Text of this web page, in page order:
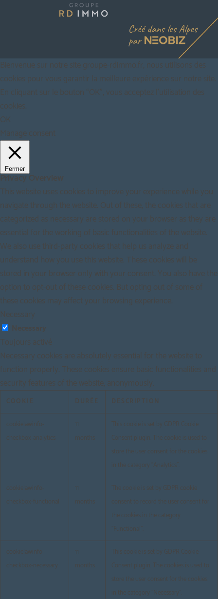
Bienvenue sur notre site groupe-rdimmo.fr, nous utilisons des
cookies pour vous garantir la meilleure expérience sur notre site.
En cliquant sur le bouton “OK”, vous acceptez l'utilisation des
cookies.
OK
Manage consent
Fermer
Privacy Overview
This website uses cookies to improve your experience while you
navigate through the website. Out of these, the cookies that are
categorized as necessary are stored on your browser as they are
essential for the working of basic functionalities of the website.
We also use third-party cookies that help us analyze and
understand how you use this website. These cookies will be
stored in your browser only with your consent. You also have the
option to opt-out of these cookies. But opting out of some of
these cookies may affect your browsing experience.
Necessary
Necessary
Toujours activé
Necessary cookies are absolutely essential for the website to
function properly. These cookies ensure basic functionalities and
security features of the website, anonymously.
COOKIE DURÉE DESCRIPTION
cookielawinfo-
checkbox-analytics
11
months
This cookie is set by GDPR Cookie
Consent plugin. The cookie is used to
store the user consent for the cookies
in the category "Analytics".
cookielawinfo-
checkbox-functional
11
months
The cookie is set by GDPR cookie
consent to record the user consent for
the cookies in the category
"Functional".
cookielawinfo-
checkbox-necessary
11
months
This cookie is set by GDPR Cookie
Consent plugin. The cookies is used to
store the user consent for the cookies
in the category "Necessary".